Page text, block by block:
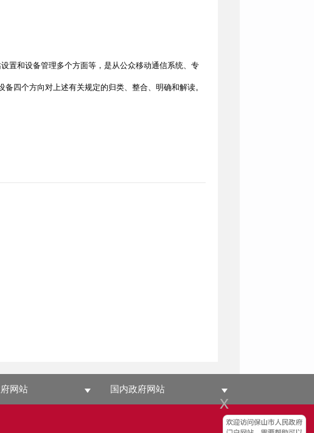
x
置和设备管理多个方面等，是从公众移动通信系统、专
四个方向对上述有关规定的归类、整合、明确和解读。
网站 国内政府网站